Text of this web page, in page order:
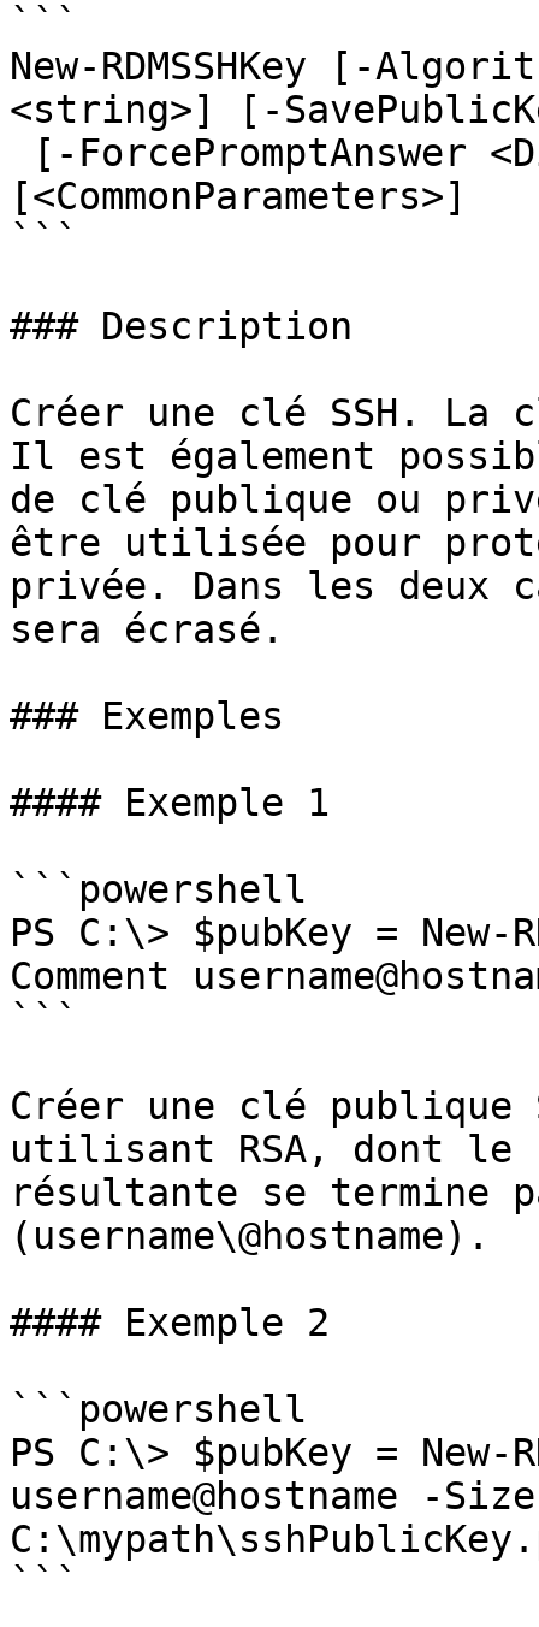
```
New-RDMSSHKey [-
<string>] [-
[<CommonParameters>]
```
### Description
Créer une clé SSH. La
Il est également
de clé publique ou
être utilisée pour
privée. Dans les
sera écrasé.
### Exemples
#### Exemple 1
```powershell
PS C:\> $pubKey = New-
Comment
```
Créer une clé publique
utilisant RSA, dont le
résultante se termine
(username\@hostname).
#### Exemple 2
```powershell
PS C:\> $pubKey = New-
username@hostname -
```